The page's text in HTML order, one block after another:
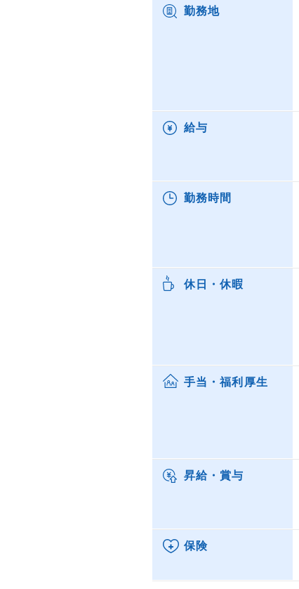
勤務地
給与
勤務時間
休日・休暇
手当・福利厚生
昇給・賞与
保険